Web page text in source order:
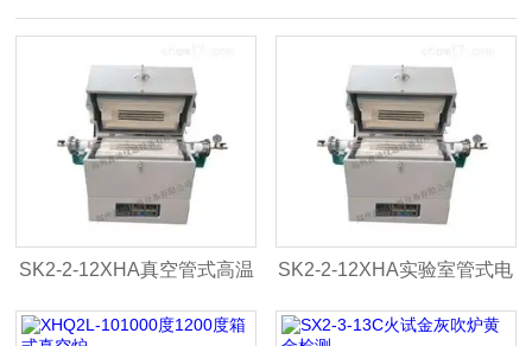
SK2-2-12XHA真空管式高温
炉
SK2-2-12XHA实验室管式电
炉-管式高温炉生产厂家